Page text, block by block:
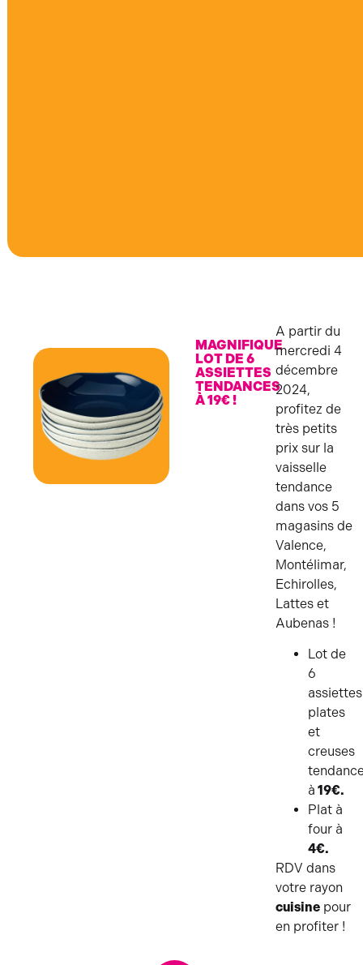
MAGNIFIQUE
LOT DE 6
ASSIETTES
TENDANCES
À 19€ !
A partir du
mercredi 4
décembre
2024,
profitez de
très petits
prix sur la
vaisselle
tendance
dans vos 5
magasins de
Valence,
Montélimar,
Echirolles,
Lattes et
Aubenas !
Lot de
6
assiettes
plates
et
creuses
à 19€.
Plat à
four à
4€.
RDV dans
votre rayon
cuisine pour
en profiter !